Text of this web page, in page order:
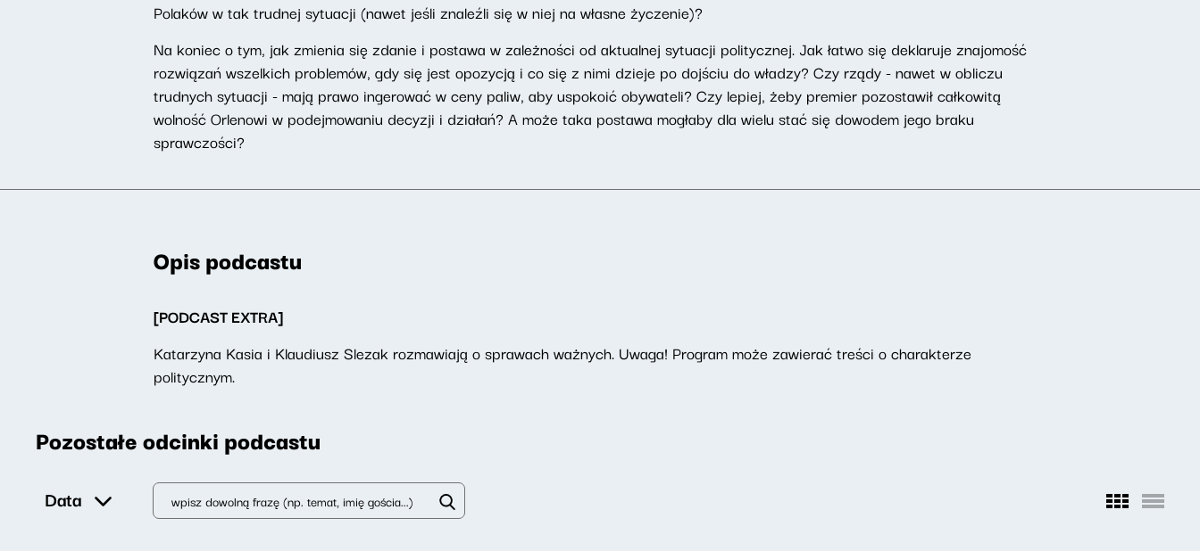
Polaków w tak trudnej sytuacji (nawet jeśli znaleźli się w niej na własne życzenie)?
Na koniec o tym, jak zmienia się zdanie i postawa w zależności od aktualnej sytuacji politycznej. Jak łatwo się deklaruje znajomość
rozwiązań wszelkich problemów, gdy się jest opozycją i co się z nimi dzieje po dojściu do władzy? Czy rządy - nawet w obliczu
trudnych sytuacji - mają prawo ingerować w ceny paliw, aby uspokoić obywateli? Czy lepiej, żeby premier pozostawił całkowitą
wolność Orlenowi w podejmowaniu decyzji i działań? A może taka postawa mogłaby dla wielu stać się dowodem jego braku
sprawczości?
Opis podcastu
[PODCAST EXTRA]
Katarzyna Kasia i Klaudiusz Slezak rozmawiają o sprawach ważnych. Uwaga! Program może zawierać treści o charakterze
politycznym.
Pozostałe odcinki podcastu
Data